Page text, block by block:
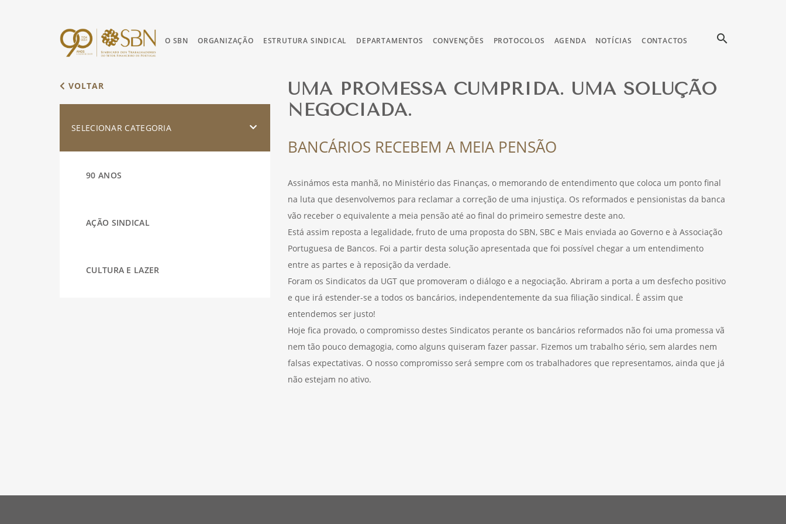
O SBN ORGANIZAÇÃO ESTRUTURA SINDICAL DEPARTAMENTOS CONVENÇÕES PROTOCOLOS AGENDA NOTÍCIAS CONTACTOS search
VOLTAR
SELECIONAR CATEGORIA
90 ANOS
AÇÃO SINDICAL
CULTURA E LAZER
UMA PROMESSA CUMPRIDA. UMA SOLUÇÃO
NEGOCIADA.
BANCÁRIOS RECEBEM A MEIA PENSÃO
Assinámos esta manhã, no Ministério das Finanças, o memorando de entendimento que coloca um ponto final
na luta que desenvolvemos para reclamar a correção de uma injustiça. Os reformados e pensionistas da banca
vão receber o equivalente a meia pensão até ao final do primeiro semestre deste ano.
Está assim reposta a legalidade, fruto de uma proposta do SBN, SBC e Mais enviada ao Governo e à Associação
Portuguesa de Bancos. Foi a partir desta solução apresentada que foi possível chegar a um entendimento
entre as partes e à reposição da verdade.
Foram os Sindicatos da UGT que promoveram o diálogo e a negociação. Abriram a porta a um desfecho positivo
e que irá estender-se a todos os bancários, independentemente da sua filiação sindical. É assim que
entendemos ser justo!
Hoje fica provado, o compromisso destes Sindicatos perante os bancários reformados não foi uma promessa vã
nem tão pouco demagogia, como alguns quiseram fazer passar. Fizemos um trabalho sério, sem alardes nem
falsas expectativas. O nosso compromisso será sempre com os trabalhadores que representamos, ainda que já
não estejam no ativo.